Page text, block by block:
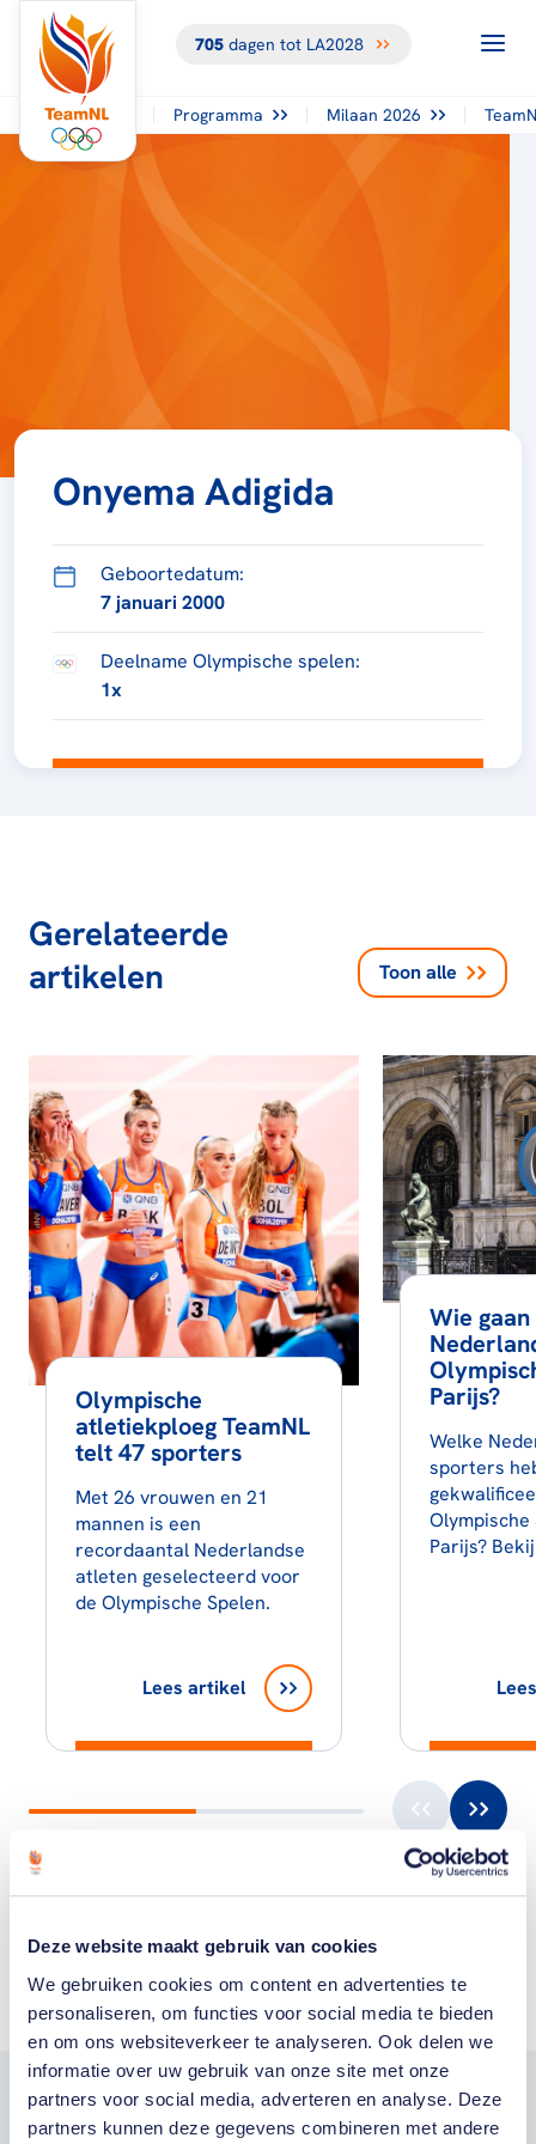
Deze website maakt gebruik van cookies
We gebruiken cookies om content en advertenties te
personaliseren, om functies voor social media te bieden
en om ons websiteverkeer te analyseren. Ook delen we
informatie over uw gebruik van onze site met onze
partners voor social media, adverteren en analyse. Deze
partners kunnen deze gegevens combineren met andere
705dagen tot LA2028
Programma Milaan 2026
Onyema Adigida
Geboortedatum:
7 januari 2000
Deelname Olympische spelen:
1x
Gerelateerde
artikelen
Toon alle
Olympische
atletiekploeg TeamNL
telt 47 sporters
Met 26 vrouwen en 21
mannen is een
recordaantal Nederlandse
atleten geselecteerd voor
de Olympische Spelen.
Lees artikel
Wie
Parijs?
Welke
sporters
Olympische
Parijs?
Toon alle
Word fan van